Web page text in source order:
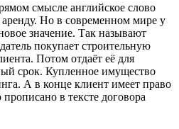
смысле английское слово
аренду. Но в современном мире у
значение. Так называют
покупает строительную
Потом отдаёт её для
срок. Купленное имущество
А в конце клиент имеет право
в тексте договора